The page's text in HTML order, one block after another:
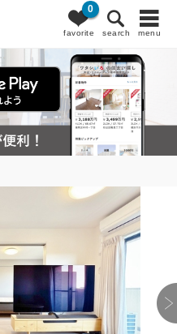
favorite
0
search menu